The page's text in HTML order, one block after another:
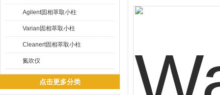
Agilent固相萃取小柱
Varian固相萃取小柱
Cleanert固相萃取小柱
氮吹仪
点击更多分类